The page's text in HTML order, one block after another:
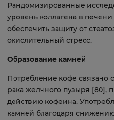
Рандомизированные
уровень коллагена в
обеспечить защиту от
окислительный стресс.
Образование камней
Потребление кофе связано
рака желчного пузыря [80],
действию кофеина.
камней благодаря